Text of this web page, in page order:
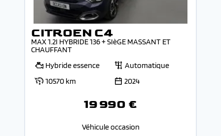
CITROEN C4
MAX 1.2I HYBRIDE 136 + SIèGE MASSANT ET
CHAUFFANT
Hybride essence
Automatique
10570 km
2024
19 990 €
Véhicule occasion